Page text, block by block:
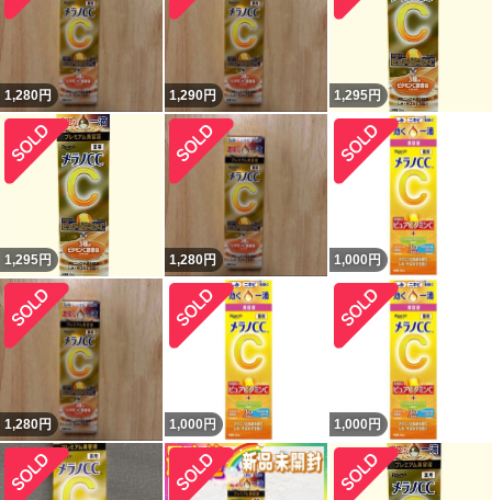
1,280円 1,290円 1,295円
1,295円 1,280円 1,000 円
1,280円 1,000 円 1,000 円